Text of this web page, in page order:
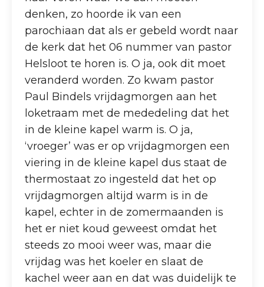
denken, zo hoorde ik van een
parochiaan dat als er gebeld wordt naar
de kerk dat het 06 nummer van pastor
Helsloot te horen is. O ja, ook dit moet
veranderd worden. Zo kwam pastor
Paul Bindels vrijdagmorgen aan het
loketraam met de mededeling dat het
in de kleine kapel warm is. O ja,
‘vroeger’ was er op vrijdagmorgen een
viering in de kleine kapel dus staat de
thermostaat zo ingesteld dat het op
vrijdagmorgen altijd warm is in de
kapel, echter in de zomermaanden is
het er niet koud geweest omdat het
steeds zo mooi weer was, maar die
vrijdag was het koeler en slaat de
kachel weer aan en dat was duidelijk te